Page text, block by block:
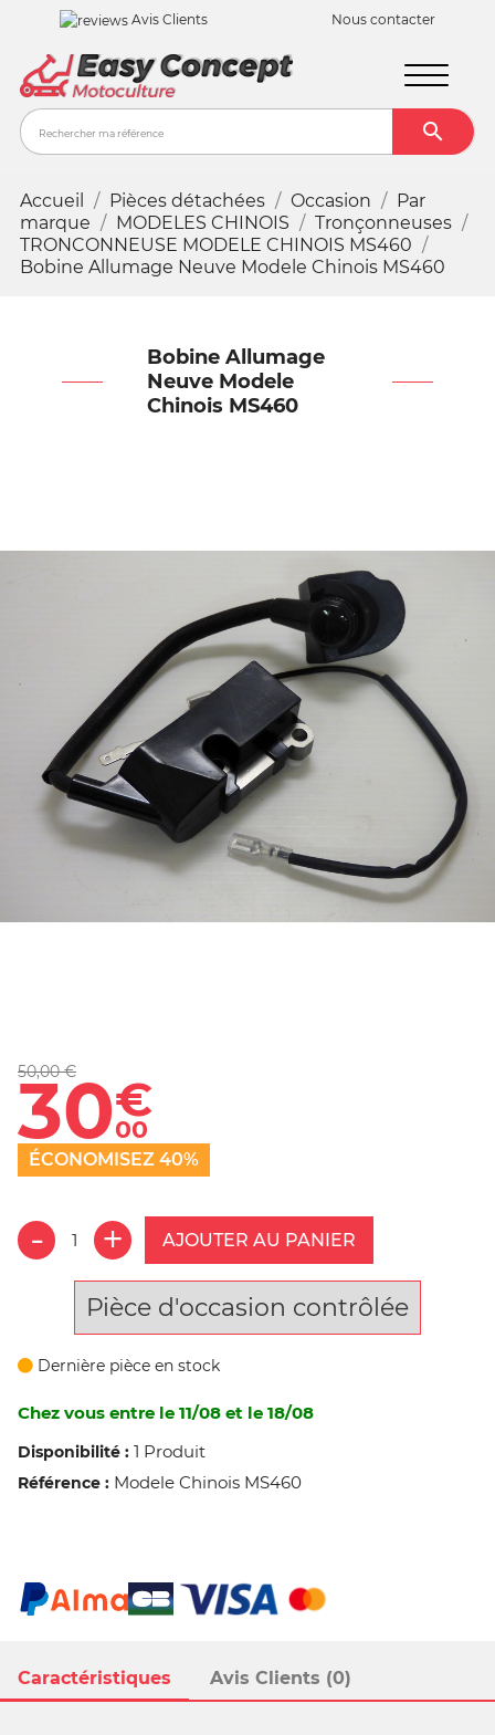
Avis Clients Nous contacter

Accueil Pièces détachées Occasion
Par
marque
MODELES CHINOIS
Tronçonneuses
TRONCONNEUSE MODELE CHINOIS MS460
Bobine Allumage Neuve Modele Chinois MS460
Bobine Allumage
Neuve Modele
Chinois MS460
Caractéristiques Avis Clients (0)
50,00 €
30€
00
ÉCONOMISEZ 40%
AJOUTER AU PANIER
Pièce d'occasion contrôlée
Dernière pièce en stock
Chez vous entre le 11/08 et le 18/08
Disponibilité : 1 Produit
Référence : Modele Chinois MS460